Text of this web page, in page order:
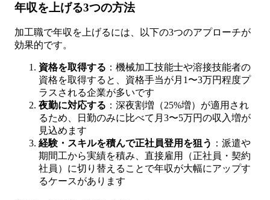
年収を上げる3つの方法
加工職で年収を上げるには、以下の3つのアプローチが
効果的です。
資格を取得する ：機械加工技能士や溶接技能者の
資格を取得すると、資格手当が月1〜3万円程度プ
ラスされる企業が多いです
夜勤に対応する ：深夜割増（25%増）が適用され
るため、日勤のみに比べて月3〜5万円の収入増が
見込めます
経験・スキルを積んで正社員登用を狙う ：派遣や
期間工から実績を積み、直接雇用（正社員・契約
社員）に切り替えることで年収が大幅にアップす
るケースがあります